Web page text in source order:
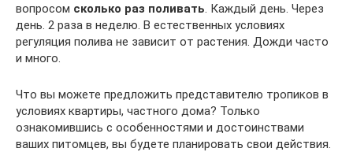
вопросом сколько раз поливать . Каждый день. Через
день. 2 раза в неделю. В естественных условиях
регуляция полива не зависит от растения. Дожди часто
и много.
Что вы можете предложить представителю тропиков в
условиях квартиры, частного дома? Только
ознакомившись с особенностями и достоинствами
ваших питомцев, вы будете планировать свои действия.